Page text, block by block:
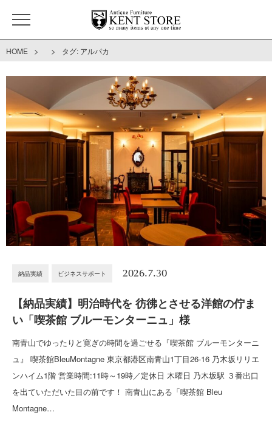
HOME > > タグ: アルパカ
納品実績 ビジネスサポート 2026.7.30
【納品実績】明治時代を 彷彿とさせる洋館の佇ま
い「喫茶館 ブルーモンターニュ」様
南青山でゆったりと寛ぎの時間を過ごせる『喫茶館 ブルーモンターニ
ュ』 喫茶館BleuMontagne 東京都港区南青山1丁目26-16 乃木坂リリエ
ンハイム1階 営業時間:11時～19時／定休日 木曜日 乃木坂駅 ３番出口
を出ていただいた目の前です！ 南青山にある「喫茶館 Bleu
Montagne…